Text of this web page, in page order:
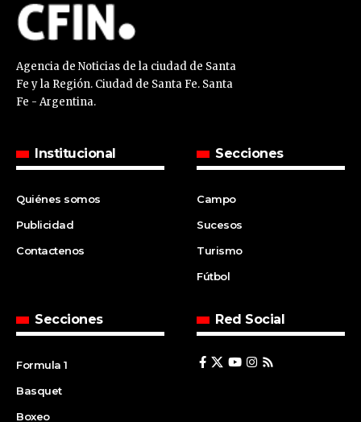
Agencia de Noticias de la ciudad de Santa
Fe y la Región. Ciudad de Santa Fe. Santa
Fe - Argentina.
Institucional
Quiénes somos
Publicidad
Contactenos
Secciones
Campo
Sucesos
Turismo
Fútbol
Secciones
Formula 1
Basquet
Boxeo
Red Social